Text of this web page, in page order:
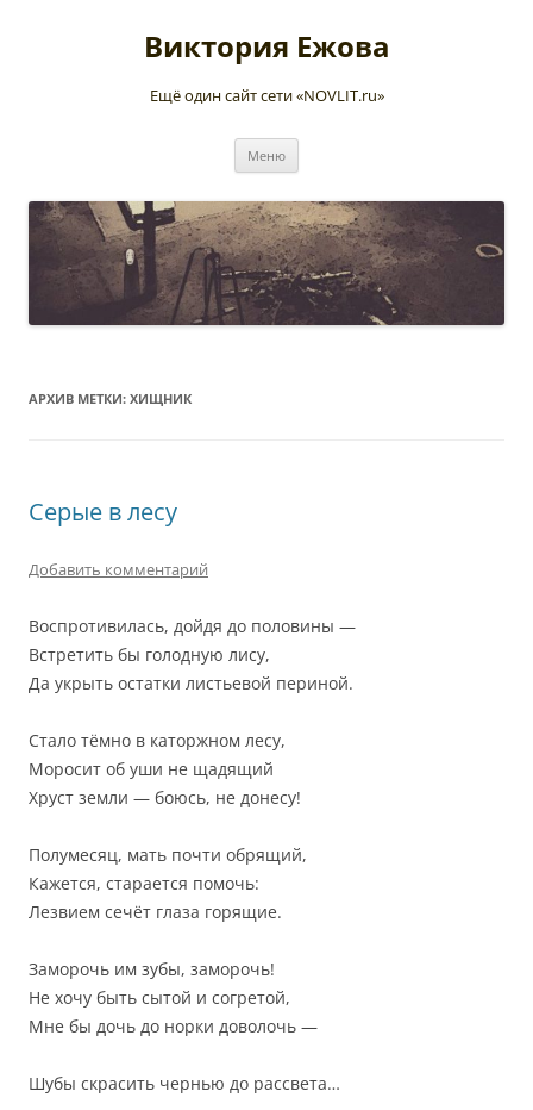
Виктория Ежова
Ещё один сайт сети «NOVLIT.ru»
Меню
АРХИВ МЕТКИ: ХИЩНИК
Серые в лесу
Добавить комментарий
Воспротивилась, дойдя до половины —
Встретить бы голодную лису,
Да укрыть остатки листьевой периной.
Стало тёмно в каторжном лесу,
Моросит об уши не щадящий
Хруст земли — боюсь, не донесу!
Полумесяц, мать почти обрящий,
Кажется, старается помочь:
Лезвием сечёт глаза горящие.
Заморочь им зубы, заморочь!
Не хочу быть сытой и согретой,
Мне бы дочь до норки доволочь —
Шубы скрасить чернью до рассвета…